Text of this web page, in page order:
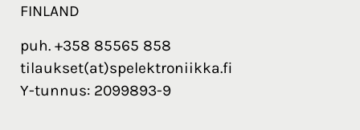
FINLAND
puh. +358 85565 858
tilaukset(at)spelektroniikka.fi
Y-tunnus: 2099893-9